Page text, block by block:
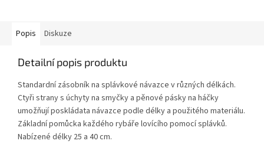
Popis Diskuze
Detailní popis produktu
Standardní zásobník na splávkové návazce v různých délkách.
Ctyři strany s úchyty na smyčky a pěnové pásky na háčky
umožňují poskládata návazce podle délky a použitého materiálu.
Základní pomůcka každého rybáře lovícího pomocí splávků.
Nabízené délky 25 a 40 cm.